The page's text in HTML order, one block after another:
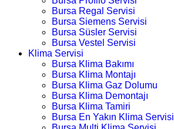
Bursa Regal Servisi
Bursa Siemens Servisi
Bursa Süsler Servisi
Bursa Vestel Servisi
Klima Servisi
Bursa Klima Bakımı
Bursa Klima Montajı
Bursa Klima Gaz Dolumu
Bursa Klima Demontajı
Bursa Klima Tamiri
Bursa En Yakın Klima Servisi